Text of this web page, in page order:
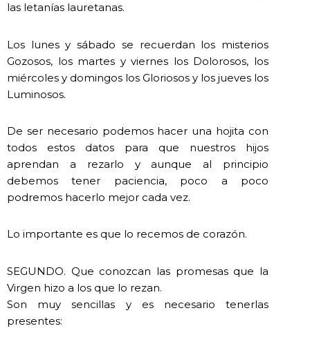
las letanías lauretanas.
Los lunes y sábado se recuerdan los misterios
Gozosos, los martes y viernes los Dolorosos, los
miércoles y domingos los Gloriosos y los jueves los
Luminosos.
De ser necesario podemos hacer una hojita con
todos estos datos para que nuestros hijos
aprendan a rezarlo y aunque al principio
debemos tener paciencia, poco a poco
podremos hacerlo mejor cada vez.
Lo importante es que lo recemos de corazón.
SEGUNDO. Que conozcan las promesas que la
Virgen hizo a los que lo rezan.
Son muy sencillas y es necesario tenerlas
presentes: